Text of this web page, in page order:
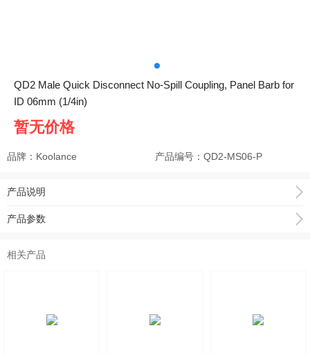
QD2 Male Quick Disconnect No-Spill Coupling, Panel Barb for
ID 06mm (1/4in)
暂无价格
品牌：Koolance 产品编号： QD2-MS06-P
产品说明
产品参数
相关产品